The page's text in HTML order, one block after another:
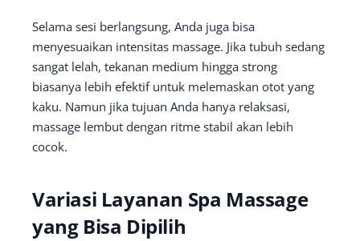
Selama sesi berlangsung, Anda juga bisa
menyesuaikan intensitas massage. Jika tubuh sedang
sangat lelah, tekanan medium hingga strong
biasanya lebih efektif untuk melemaskan otot yang
kaku. Namun jika tujuan Anda hanya relaksasi,
massage lembut dengan ritme stabil akan lebih
cocok.
Variasi Layanan Spa Massage
yang Bisa Dipilih